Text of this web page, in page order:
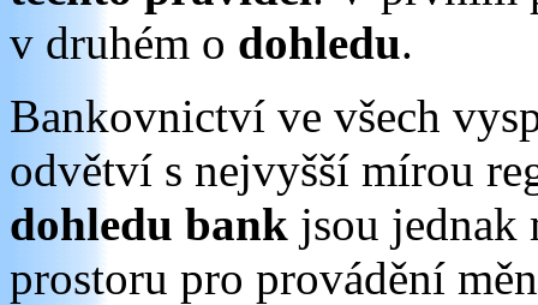
v druhém o dohledu.
Bankovnictví ve všech
odvětví s nejvyšší mírou
dohledu bank jsou jednak
prostoru pro provádění